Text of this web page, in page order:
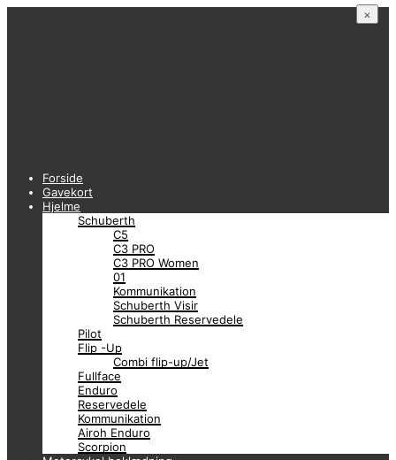
Forside
Gavekort
Hjelme
Schuberth
C5
C3 PRO
C3 PRO Women
01
Kommunikation
Schuberth Visir
Schuberth Reservedele
Pilot
Flip -Up
Combi flip-up/Jet
Fullface
Enduro
Reservedele
Kommunikation
Airoh Enduro
Scorpion
×